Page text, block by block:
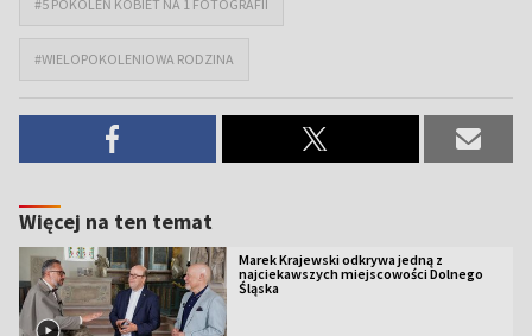
#5 POKOLEŃ KOBIET NA 1 FOTOGRAFII
#WIELOPOKOLENIOWA RODZINA
Więcej na ten temat
Marek Krajewski odkrywa jedną z
najciekawszych miejscowości Dolnego
Śląska